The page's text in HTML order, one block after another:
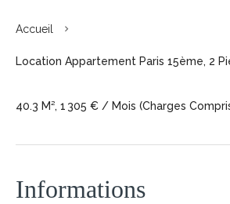
Accueil
Location Appartement Paris 15ème, 2
40.3 M², 1 305 € / Mois (Charges
Informations